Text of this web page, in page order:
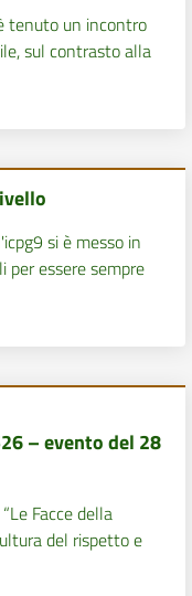
tenuto un incontro
sul contrasto alla
si è messo in
essere sempre
– evento del 28
Facce della
del rispetto e